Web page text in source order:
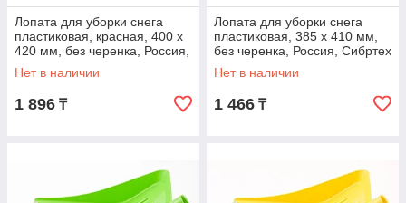
Лопата для уборки снега
пластиковая, красная, 400 х
420 мм, без черенка, Россия,
Сибртех
Нет в наличии
1 896 ₸
Лопата для уборки снега
пластиковая, 385 х 410 мм,
без черенка, Россия, Сибртех
Нет в наличии
1 466 ₸